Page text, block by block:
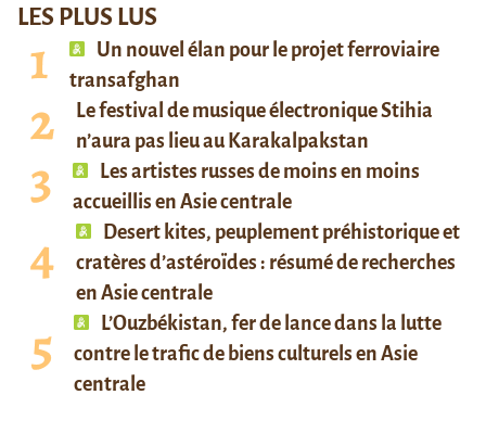
LES PLUS LUS
Un nouvel élan pour le projet ferroviaire
transafghan
Le festival de musique électronique Stihia
n’aura pas lieu au Karakalpakstan
Les artistes russes de moins en moins
accueillis en Asie centrale
Desert kites, peuplement préhistorique et
cratères d’astéroïdes : résumé de recherches
en Asie centrale
L’Ouzbékistan, fer de lance dans la lutte
contre le trafic de biens culturels en Asie
centrale